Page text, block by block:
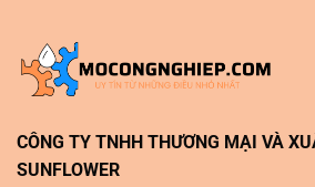
CÔNG TY TNHH THƯƠNG MẠI VÀ
SUNFLOWER